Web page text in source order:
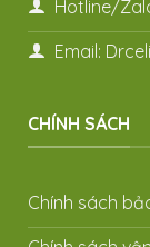
Hotline/
Email:
CHÍNH SÁCH
Chính sách